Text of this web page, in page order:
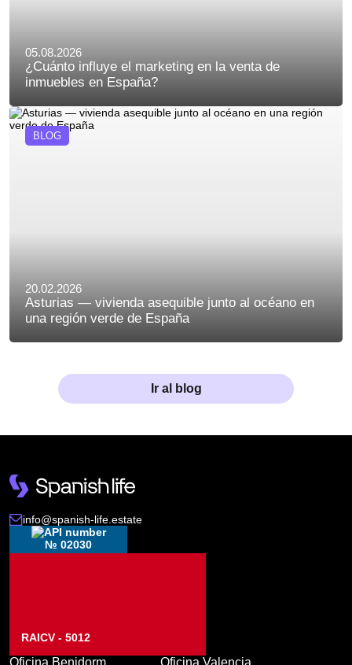
05.08.2026
¿Cuánto influye el marketing en la venta de
inmuebles en España?
BLOG
20.02.2026
Asturias — vivienda asequible junto al océano en
una región verde de España
Ir al blog
info@spanish-life.estate
№ 02030
RAICV - 5012
Oficina Benidorm Oficina Valencia